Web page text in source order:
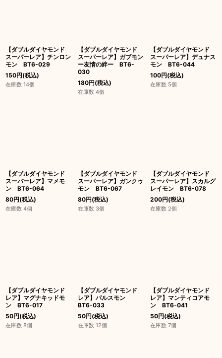
【ダブルダイヤモンド
スーパーレア】チンロン
モン BT6-029
150円(税込)
在庫数 14個
【ダブルダイヤモンド
スーパーレア】ガブモン
ー友情の絆ー BT6-
030
180円(税込)
在庫数 4個
【ダブルダイヤモンド
スーパーレア】デュナス
モン BT6-044
100円(税込)
在庫数 5個
【ダブルダイヤモンド
スーパーレア】マメモ
ン BT6-064
80円(税込)
在庫数 4個
【ダブルダイヤモンド
スーパーレア】ガンクゥ
モン BT6-067
80円(税込)
在庫数 3個
【ダブルダイヤモンド
スーパーレア】スカルグ
レイモン BT6-078
200円(税込)
在庫数 2個
【ダブルダイヤモンド
レア】マグナキッドモ
ン BT6-017
50円(税込)
在庫数 8個
【ダブルダイヤモンド
レア】パルスモン
BT6-033
50円(税込)
在庫数 12個
【ダブルダイヤモンド
レア】マンティコアモ
ン BT6-041
50円(税込)
在庫数 7個